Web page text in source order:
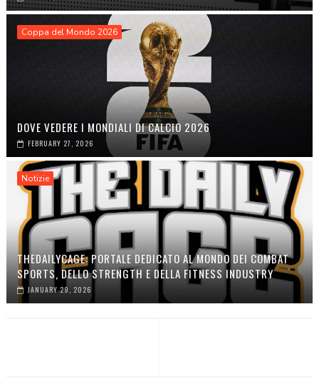
Coppa del Mondo 2026
DOVE VEDERE I MONDIALI DI CALCIO 2026
FEBRUARY 27, 2026
Notizie
THEDAILYCAGE: PORTALE DEDICATO AL MONDO DEI COMBAT
SPORTS, DELLO STRENGTH E DELLA FITNESS INDUSTRY
JANUARY 29, 2026